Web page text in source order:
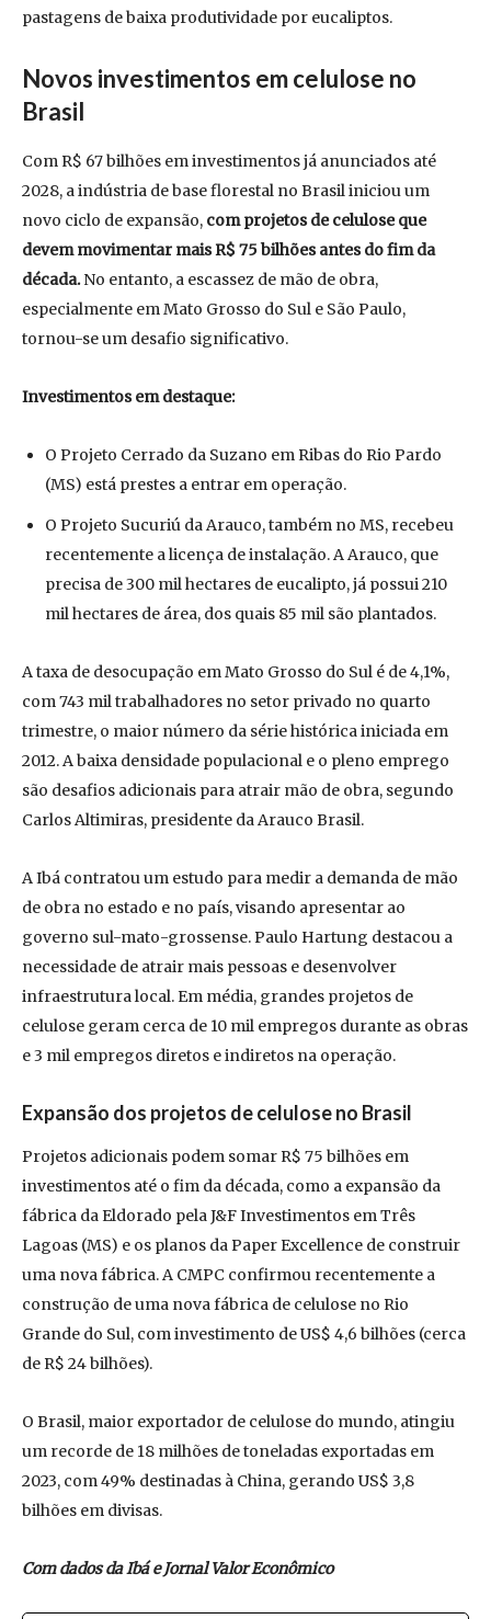
pastagens de baixa produtividade por eucaliptos.
Novos investimentos em celulose no
Brasil
Com R$ 67 bilhões em investimentos já anunciados até
2028, a indústria de base florestal no Brasil iniciou um
novo ciclo de expansão, com projetos de celulose que
devem movimentar mais R$ 75 bilhões antes do fim da
década.No entanto, a escassez de mão de obra,
especialmente em Mato Grosso do Sul e São Paulo,
tornou-se um desafio significativo.
Investimentos em destaque:
O Projeto Cerrado da Suzano em Ribas do Rio Pardo
(MS) está prestes a entrar em operação.
O Projeto Sucuriú da Arauco, também no MS, recebeu
recentemente a licença de instalação. A Arauco, que
precisa de 300 mil hectares de eucalipto, já possui 210
mil hectares de área, dos quais 85 mil são plantados.
A taxa de desocupação em Mato Grosso do Sul é de 4,1%,
com 743 mil trabalhadores no setor privado no quarto
trimestre, o maior número da série histórica iniciada em
2012. A baixa densidade populacional e o pleno emprego
são desafios adicionais para atrair mão de obra, segundo
Carlos Altimiras, presidente da Arauco Brasil.
A Ibá contratou um estudo para medir a demanda de mão
de obra no estado e no país, visando apresentar ao
governo sul-mato-grossense. Paulo Hartung destacou a
necessidade de atrair mais pessoas e desenvolver
infraestrutura local. Em média, grandes projetos de
celulose geram cerca de 10 mil empregos durante as obras
e 3 mil empregos diretos e indiretos na operação.
Expansão dos projetos de celulose no Brasil
Projetos adicionais podem somar R$ 75 bilhões em
investimentos até o fim da década, como a expansão da
fábrica da Eldorado pela J&F Investimentos em Três
Lagoas (MS) e os planos da Paper Excellence de construir
uma nova fábrica. A CMPC confirmou recentemente a
construção de uma nova fábrica de celulose no Rio
Grande do Sul, com investimento de US$ 4,6 bilhões (cerca
de R$ 24 bilhões).
O Brasil, maior exportador de celulose do mundo, atingiu
um recorde de 18 milhões de toneladas exportadas em
2023, com 49% destinadas à China, gerando US$ 3,8
bilhões em divisas.
Com dados da Ibá e Jornal Valor Econômico